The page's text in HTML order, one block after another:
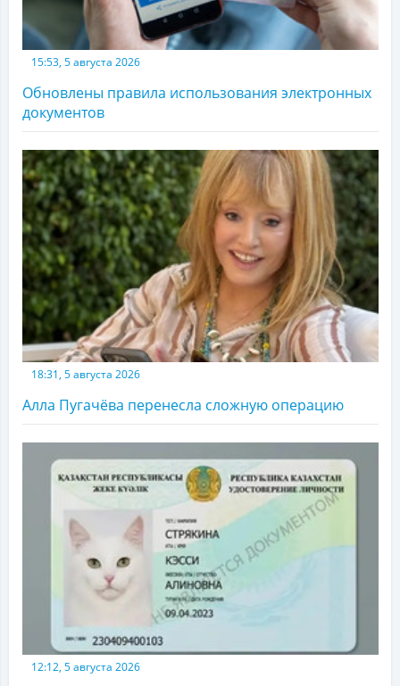
15:53, 5 августа 2026
Обновлены правила использования электронных
документов
18:31, 5 августа 2026
Алла Пугачёва перенесла сложную операцию
12:12, 5 августа 2026